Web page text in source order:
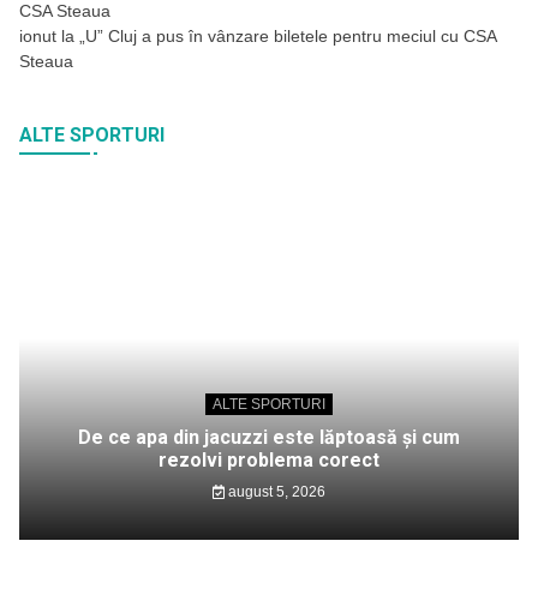
CSA Steaua
ionut la
„U” Cluj a pus în vânzare biletele pentru meciul cu CSA
Steaua
ALTE SPORTURI
ALTE SPORTURI
De ce apa din jacuzzi este lăptoasă și cum
rezolvi problema corect
august 5, 2026